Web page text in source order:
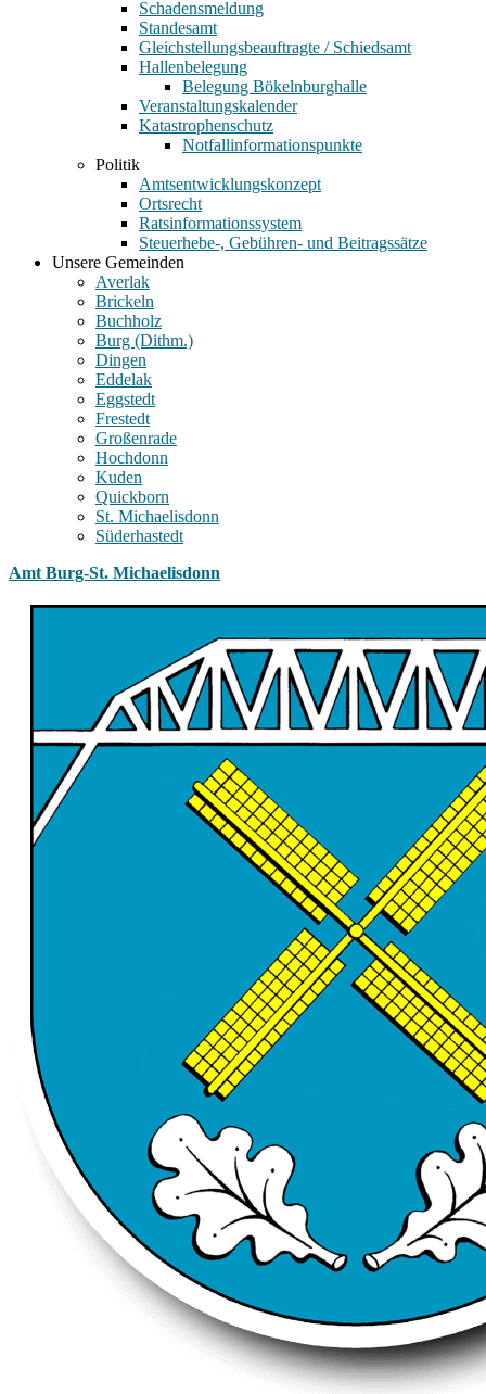
Schadensmeldung
Standesamt
Gleichstellungsbeauftragte / Schiedsamt
Hallenbelegung
Belegung Bökelnburghalle
Veranstaltungskalender
Katastrophenschutz
Notfallinformationspunkte
Politik
Amtsentwicklungskonzept
Ortsrecht
Ratsinformationssystem
Steuerhebe-, Gebühren- und Beitragssätze
Unsere Gemeinden
Averlak
Brickeln
Buchholz
Burg (Dithm.)
Dingen
Eddelak
Eggstedt
Frestedt
Großenrade
Hochdonn
Kuden
Quickborn
St. Michaelisdonn
Süderhastedt
Amt Burg-St. Michaelisdonn